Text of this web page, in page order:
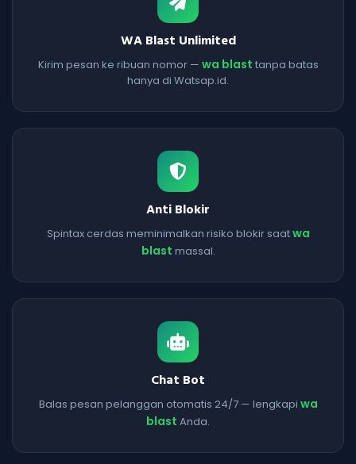
WA Blast Unlimited
Kirim pesan ke ribuan nomor — wa blast tanpa batas
hanya di Watsap.id.
Anti Blokir
Spintax cerdas meminimalkan risiko blokir saatwa
blast massal.
Chat Bot
Balas pesan pelanggan otomatis 24/7 — lengkapi wa
blast Anda.